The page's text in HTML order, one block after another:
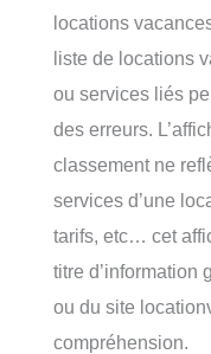
locations
liste de locations
ou services liés
des erreurs.
classement ne
services d’une
tarifs, etc… cet
titre d’information
ou du site
compréhension.